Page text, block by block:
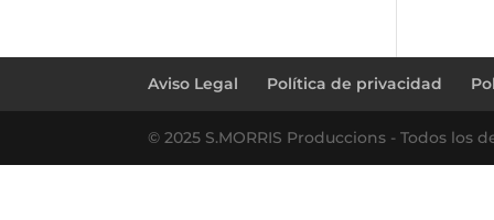
Aviso Legal Política de privacidad
© 2025 S.MORRIS Produccions - Todos los